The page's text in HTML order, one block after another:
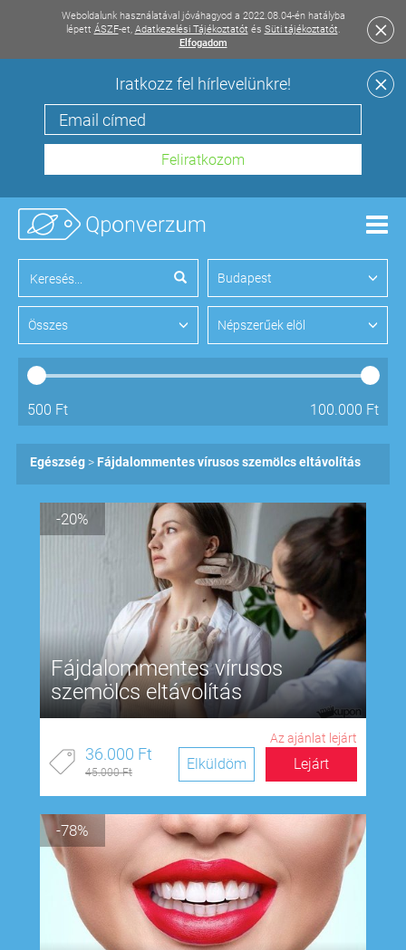
Weboldalunk használatával jóváhagyod a 2022.08.04-én hatályba
lépett ÁSZF-et, Adatkezelési Tájékoztatót és Süti tájékoztatót.
Elfogadom
Iratkozz fel hírlevelünkre!
Budapest
Összes Népszerűek elöl
500 Ft 100.000 Ft
Egészség Fájdalommentes vírusos szemölcs eltávolítás
-20%
Fájdalommentes vírusos
szemölcs eltávolítás
Az ajánlat lejárt
36.000 Ft
45.000 Ft Lejárt
Elküldöm
-78%